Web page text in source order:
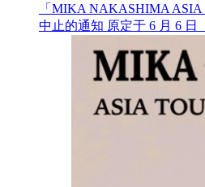
「MIKA NAKASHIMA
中止的通知 原定于 6 月 6 日